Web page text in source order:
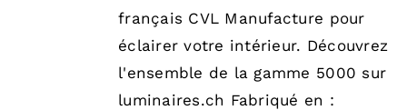
français CVL Manufacture pour
éclairer votre intérieur. Découvrez
l'ensemble de la gamme 5000 sur
luminaires.ch Fabriqué en :